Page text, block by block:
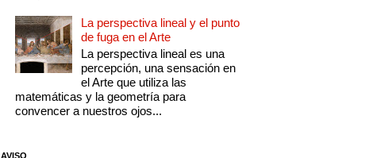
La perspectiva lineal y el punto
de fuga en el Arte
La perspectiva lineal es una
percepción, una sensación en
el Arte que utiliza las
matemáticas y la geometría para
convencer a nuestros ojos...
AVISO